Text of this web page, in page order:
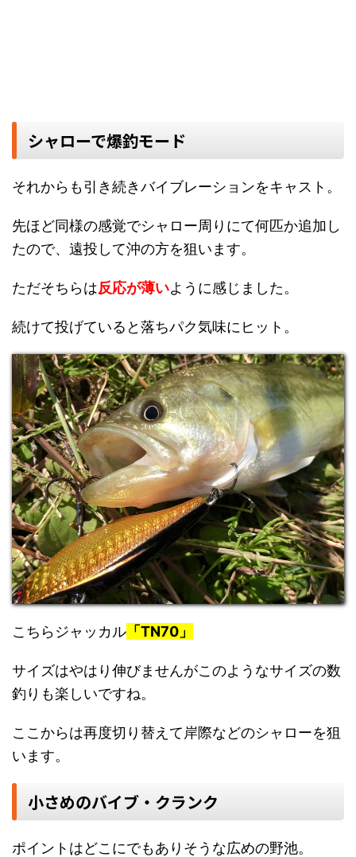
シャローで爆釣モード
それからも引き続きバイブレーションをキャスト。
先ほど同様の感覚でシャロー周りにて何匹か追加し
たので、遠投して沖の方を狙います。
ただそちらは反応が薄いように感じました。
続けて投げていると落ちパク気味にヒット。
こちらジャッカル 「TN70」
サイズはやはり伸びませんがこのようなサイズの数
釣りも楽しいですね。
ここからは再度切り替えて岸際などのシャローを狙
います。
小さめのバイブ・クランク
ポイントはどこにでもありそうな広めの野池。